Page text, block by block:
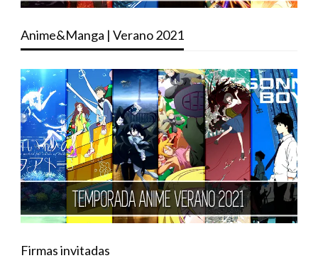
Anime&Manga | Verano 2021
Firmas invitadas